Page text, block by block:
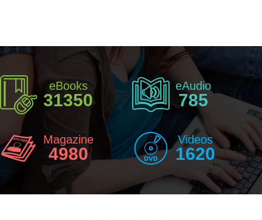
eBooks
31350
eAudio
785
Magazine
4980
Videos
1620